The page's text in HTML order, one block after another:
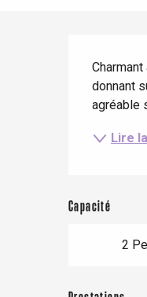
donnant
agréable
Lire
Capacité
2